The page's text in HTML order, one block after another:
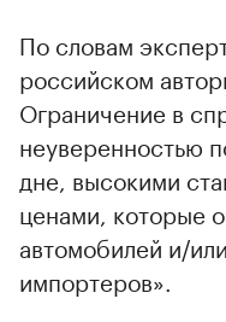
По словам
российском
Ограничение в
неуверенностью
дне, высокими
ценами, которые
автомобилей и/
импортеров».